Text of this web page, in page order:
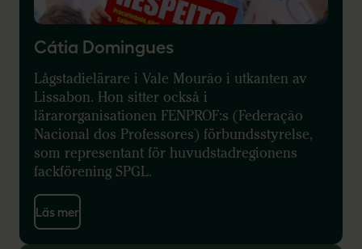
Cátia Domingues
Lågstadielärare i Vale Mourão i utkanten av
Lissabon. Hon sitter också i
lärarorganisationen FENPROF:s (Federação
Nacional dos Professores) förbundsstyrelse,
som representant för huvudstadregionens
fackförening SPGL.
Läs mer